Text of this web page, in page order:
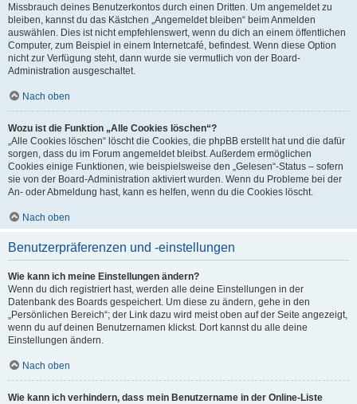
Missbrauch deines Benutzerkontos durch einen Dritten. Um angemeldet zu
bleiben, kannst du das Kästchen „Angemeldet bleiben“ beim Anmelden
auswählen. Dies ist nicht empfehlenswert, wenn du dich an einem öffentlichen
Computer, zum Beispiel in einem Internetcafé, befindest. Wenn diese Option
nicht zur Verfügung steht, dann wurde sie vermutlich von der Board-
Administration ausgeschaltet.
Nach oben
Wozu ist die Funktion „Alle Cookies löschen“?
„Alle Cookies löschen“ löscht die Cookies, die phpBB erstellt hat und die dafür
sorgen, dass du im Forum angemeldet bleibst. Außerdem ermöglichen
Cookies einige Funktionen, wie beispielsweise den „Gelesen“-Status – sofern
sie von der Board-Administration aktiviert wurden. Wenn du Probleme bei der
An- oder Abmeldung hast, kann es helfen, wenn du die Cookies löscht.
Nach oben
Benutzerpräferenzen und -einstellungen
Wie kann ich meine Einstellungen ändern?
Wenn du dich registriert hast, werden alle deine Einstellungen in der
Datenbank des Boards gespeichert. Um diese zu ändern, gehe in den
„Persönlichen Bereich“; der Link dazu wird meist oben auf der Seite angezeigt,
wenn du auf deinen Benutzernamen klickst. Dort kannst du alle deine
Einstellungen ändern.
Nach oben
Wie kann ich verhindern, dass mein Benutzername in der Online-Liste